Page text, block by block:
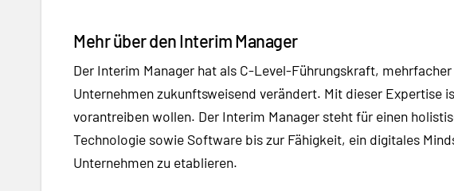
Mehr über den Interim Manager
Der Interim Manager hat als C-Level-Führungskraft,
Unternehmen zukunftsweisend verändert. Mit dieser
vorantreiben wollen. Der Interim Manager steht für einen
Technologie sowie Software bis zur Fähigkeit, ein digitales
Unternehmen zu etablieren.